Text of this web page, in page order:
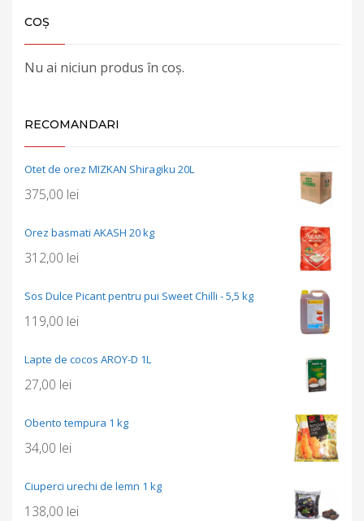
COȘ
Nu ai niciun produs în coș.
RECOMANDARI
Otet de orez MIZKAN Shiragiku 20L
375,00 lei
Orez basmati AKASH 20 kg
312,00 lei
Sos Dulce Picant pentru pui Sweet Chilli - 5,5 kg
119,00 lei
Lapte de cocos AROY-D 1L
27,00 lei
Obento tempura 1 kg
34,00 lei
Ciuperci urechi de lemn 1 kg
138,00 lei